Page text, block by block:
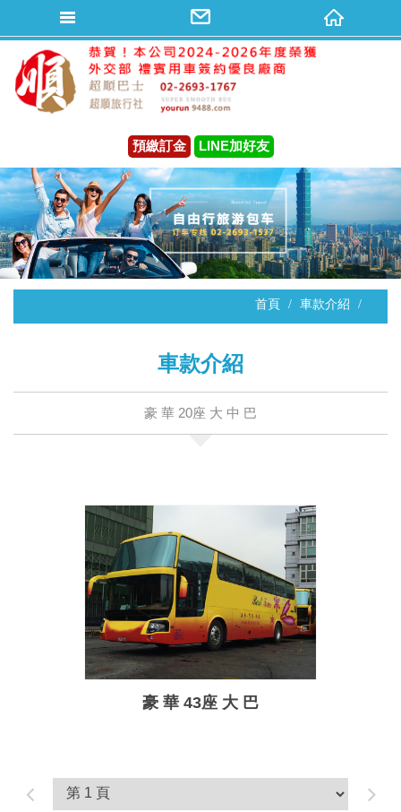
預繳訂金 LINE加好友
首頁 車款介紹
車款介紹
豪 華 20座 大 中 巴
豪 華 43座 大 巴